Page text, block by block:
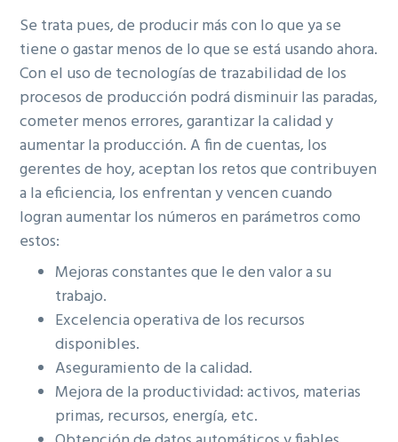
Se trata pues, de producir más con lo que ya se
tiene o gastar menos de lo que se está usando ahora.
Con el uso de tecnologías de trazabilidad de los
procesos de producción podrá disminuir las paradas,
cometer menos errores, garantizar la calidad y
aumentar la producción. A fin de cuentas, los
gerentes de hoy, aceptan los retos que contribuyen
a la eficiencia, los enfrentan y vencen cuando
logran aumentar los números en parámetros como
estos:
Mejoras constantes que le den valor a su
trabajo.
Excelencia operativa de los recursos
disponibles.
Aseguramiento de la calidad.
Mejora de la productividad: activos, materias
primas, recursos, energía, etc.